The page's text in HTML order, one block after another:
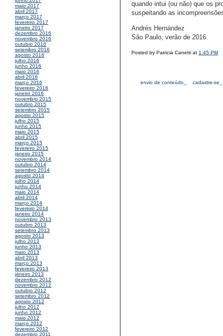
maio 2017
abril 2017
março 2017
fevereiro 2017
janeiro 2017
dezembro 2016
novembro 2016
outubro 2016
setembro 2016
agosto 2016
julho 2016
junho 2016
maio 2016
abril 2016
março 2016
fevereiro 2016
janeiro 2016
novembro 2015
outubro 2015
setembro 2015
agosto 2015
julho 2015
junho 2015
maio 2015
abril 2015
março 2015
fevereiro 2015
janeiro 2015
novembro 2014
outubro 2014
setembro 2014
agosto 2014
julho 2014
junho 2014
maio 2014
abril 2014
março 2014
fevereiro 2014
janeiro 2014
novembro 2013
outubro 2013
setembro 2013
agosto 2013
julho 2013
junho 2013
maio 2013
abril 2013
março 2013
fevereiro 2013
janeiro 2013
dezembro 2012
novembro 2012
outubro 2012
setembro 2012
agosto 2012
julho 2012
junho 2012
maio 2012
março 2012
fevereiro 2012
dezembro 2011
quando intui (ou não) que os
suspeitando as
Andrés Hernández
São Paulo, verão de 2016.
Posted by Patricia Canetti at 1:45 PM
envio de conteúdo_ cadastre-se_